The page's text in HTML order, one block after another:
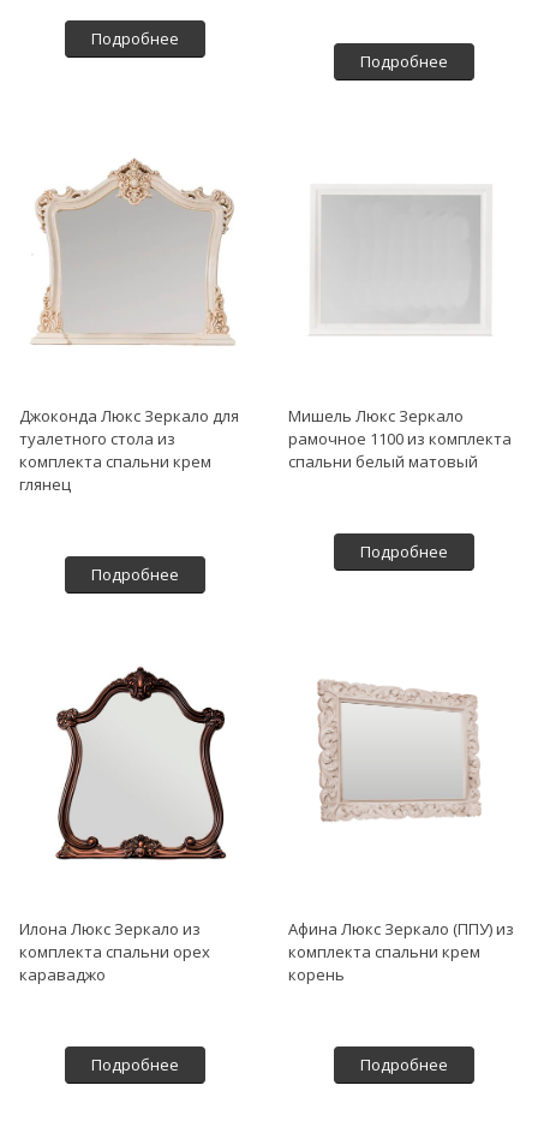
Подробнее
Подробнее
Джоконда Люкс Зеркало для
туалетного стола из
комплекта спальни крем
глянец
Подробнее
Мишель Люкс Зеркало
рамочное 1100 из комплекта
спальни белый матовый
Подробнее
Илона Люкс Зеркало из
комплекта спальни орех
караваджо
Подробнее
Афина Люкс Зеркало (ППУ) из
комплекта спальни крем
корень
Подробнее